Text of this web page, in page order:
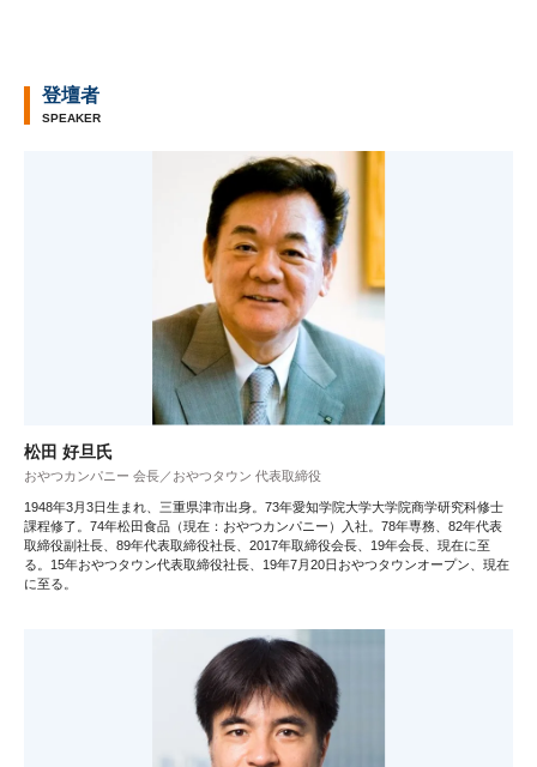
登壇者
SPEAKER
松田 好旦氏
おやつカンパニー 会長／おやつタウン 代表取締役
1948年3月3日生まれ、三重県津市出身。73年愛知学院大学大学院商学研究科修士
課程修了。74年松田食品（現在：おやつカンパニー）入社。78年専務、82年代表
取締役副社長、89年代表取締役社長、2017年取締役会長、19年会長、現在に至
る。15年おやつタウン代表取締役社長、19年7月20日おやつタウンオープン、現在
に至る。